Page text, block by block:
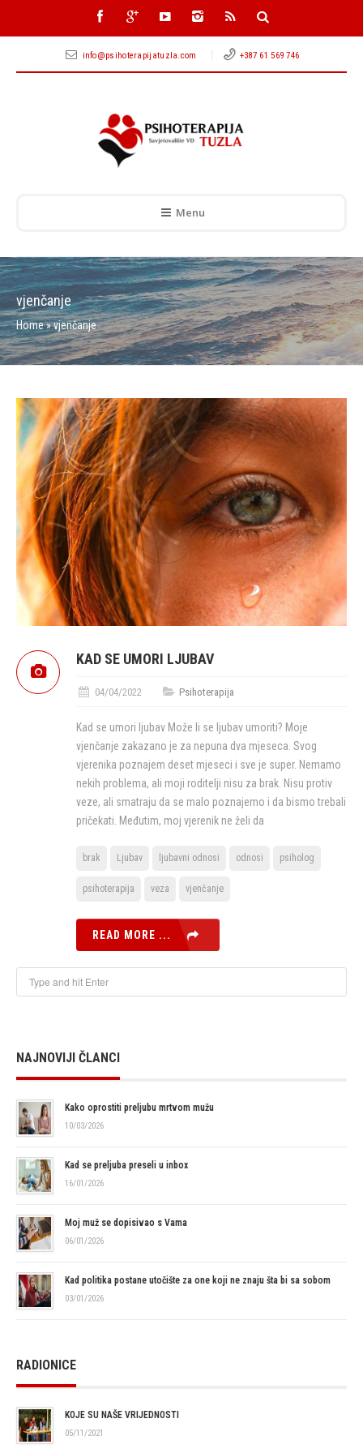
info@psihoterapijatuzla.com +387 61 569 746
Menu
vjenčanje
Home»vjenčanje
KAD SE UMORI LJUBAV
04/04/2022 Psihoterapija
Kad se umori ljubav Može li se ljubav umoriti? Moje
vjenčanje zakazano je za nepuna dva mjeseca. Svog
vjerenika poznajem deset mjeseci i sve je super. Nemamo
nekih problema, ali moji roditelji nisu za brak. Nisu protiv
veze, ali smatraju da se malo poznajemo i da bismo trebali
pričekati. Međutim, moj vjerenik ne želi da
brak Ljubav ljubavni odnosi odnosi psiholog
psihoterapija veza vjenčanje
READ MORE ...
NAJNOVIJI ČLANCI
Kako oprostiti preljubu mrtvom mužu
10/03/2026
Kad se preljuba preseli u inbox
16/01/2026
Moj muž se dopisivao s Vama
06/01/2026
Kad politika postane utočište za one koji ne znaju šta bi sa sobom
03/01/2026
RADIONICE
KOJE SU NAŠE VRIJEDNOSTI
05/11/2021